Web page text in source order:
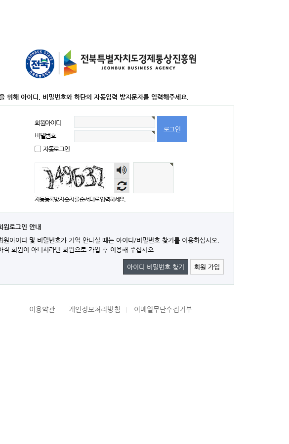
위해 아이디, 비밀번호와 하단의 자동입력 방지문자를 입력해주세요.
회원아이디
비밀번호
자동로그인
숫자
음성
듣기
자동등록방지 숫자를 순서대로 입력하세요.
원로그인 안내
원아이디 및 비밀번호가 기억 안나실 때는 아이디/비밀번호 찾기를 이용하십시오.
직 회원이 아니시라면 회원으로 가입 후 이용해 주십시오.
아이디 비밀번호 찾기 회원 가입
이용약관 개인정보처리방침 이메일무단수집거부